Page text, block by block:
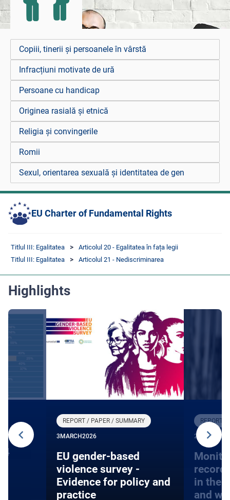
Copiii, tinerii și persoanele în vârstă
Infracțiuni motivate de ură
Persoane cu handicap
Originea rasială și etnică
Religia și convingerile
Romii
Sexul, orientarea sexuală și identitatea de gen
EU Charter of Fundamental Rights
Titlul III: Egalitatea
Articolul 20 - Egalitatea în fața legii
Titlul III: Egalitatea
Articolul 21 - Nediscriminarea
Highlights
REPORT / PAPER / SUMMARY
3 MARCH2026
EU gender-based
violence survey -
Evidence for policy and
practice
REPORT /
27 JANUARY
in the
and